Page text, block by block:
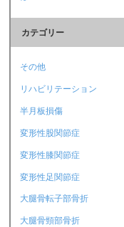
カテゴリー
その他
リハビリテーション
半月板損傷
変形性股関節症
変形性膝関節症
変形性足関節症
大腿骨転子部骨折
大腿骨頸部骨折